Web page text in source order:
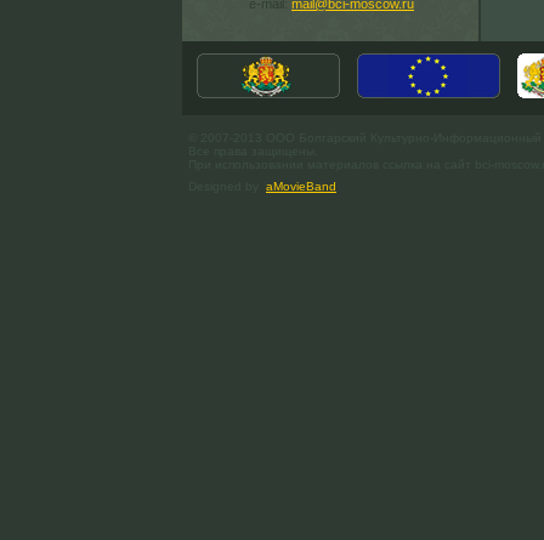
e-mail: mail@bci-moscow.ru
aMovieBand